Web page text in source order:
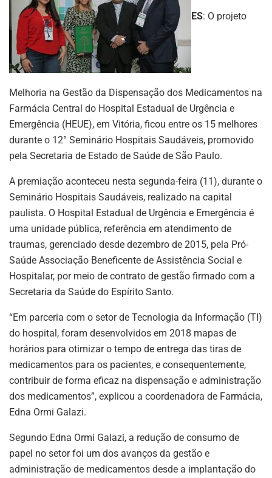
ES: O projeto
Melhoria na Gestão da Dispensação dos Medicamentos na
Farmácia Central do Hospital Estadual de Urgência e
Emergência (HEUE), em Vitória, ficou entre os 15 melhores
durante o 12° Seminário Hospitais Saudáveis, promovido
pela Secretaria de Estado de Saúde de São Paulo.
A premiação aconteceu nesta segunda-feira (11), durante o
Seminário Hospitais Saudáveis, realizado na capital
paulista. O Hospital Estadual de Urgência e Emergência é
uma unidade pública, referência em atendimento de
traumas, gerenciado desde dezembro de 2015, pela Pró-
Saúde Associação Beneficente de Assistência Social e
Hospitalar, por meio de contrato de gestão firmado com a
Secretaria da Saúde do Espírito Santo.
“Em parceria com o setor de Tecnologia da Informação (TI)
do hospital, foram desenvolvidos em 2018 mapas de
horários para otimizar o tempo de entrega das tiras de
medicamentos para os pacientes, e consequentemente,
contribuir de forma eficaz na dispensação e administração
dos medicamentos”, explicou a coordenadora de Farmácia,
Edna Ormi Galazi.
Segundo Edna Ormi Galazi, a redução de consumo de
papel no setor foi um dos avanços da gestão e
administração de medicamentos desde a implantação do